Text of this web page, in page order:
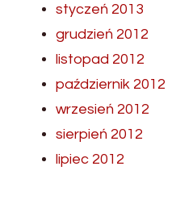
styczeń 2013
grudzień 2012
listopad 2012
październik 2012
wrzesień 2012
sierpień 2012
lipiec 2012